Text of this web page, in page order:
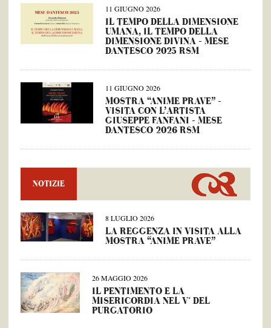
11 GIUGNO 2026
IL TEMPO DELLA DIMENSIONE
UMANA, IL TEMPO DELLA
DIMENSIONE DIVINA – MESE
DANTESCO 2025 RSM
11 GIUGNO 2026
MOSTRA “ANIME PRAVE” –
VISITA CON L’ARTISTA
GIUSEPPE FANFANI – MESE
DANTESCO 2026 RSM
NOTIZIE
8 LUGLIO 2026
LA REGGENZA IN VISITA ALLA
MOSTRA “ANIME PRAVE”
26 MAGGIO 2026
IL PENTIMENTO E LA
MISERICORDIA NEL V° DEL
PURGATORIO